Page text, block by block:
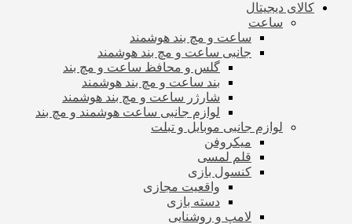
کالای دیجیتال
ساعت
ساعت و مچ بند هوشمند
جانبی ساعت و مچ بند هوشمند
گلس و محافظ ساعت و مچ بند
بند ساعت و مچ بند هوشمند
شارژر ساعت و مچ بند هوشمند
لوازم جانبی ساعت هوشمند و مچ بند
لوازم جانبی موبایل و تبلت
میکروفن
قلم لمسی
کنسول بازی
واقعیت مجازی
دسته بازی
لامپ و روشنایی